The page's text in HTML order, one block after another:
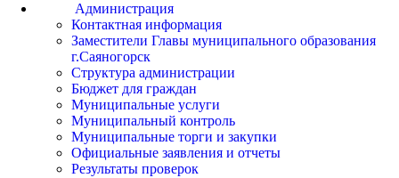
Администрация
Контактная информация
Заместители Главы муниципального образования
г.Саяногорск
Структура администрации
Бюджет для граждан
Муниципальные услуги
Муниципальный контроль
Муниципальные торги и закупки
Официальные заявления и отчеты
Результаты проверок